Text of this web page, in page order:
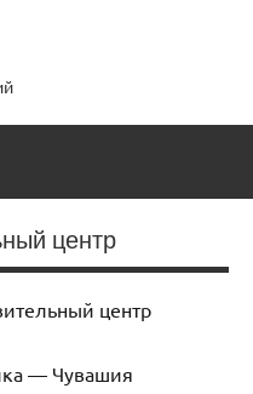
центр
центр
— Чувашия